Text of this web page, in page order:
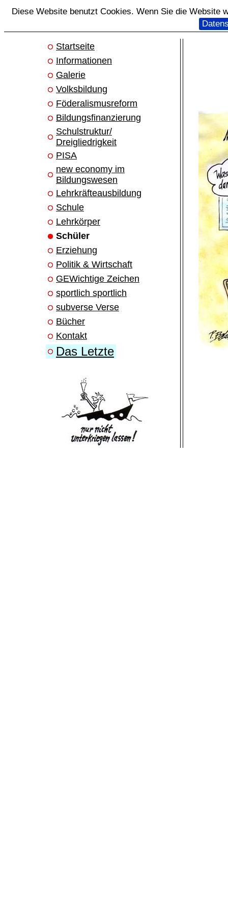
Diese Website benutzt Cookies. Wenn Sie die Website
Startseite
Informationen
Galerie
Volksbildung
Föderalismusreform
Bildungsfinanzierung
Schulstruktur/
Dreigliedrigkeit
PISA
new economy im
Bildungswesen
Lehrkräfteausbildung
Schule
Lehrkörper
Schüler
Erziehung
Politik & Wirtschaft
GEWichtige Zeichen
sportlich sportlich
subverse Verse
Bücher
Kontakt
Das Letzte